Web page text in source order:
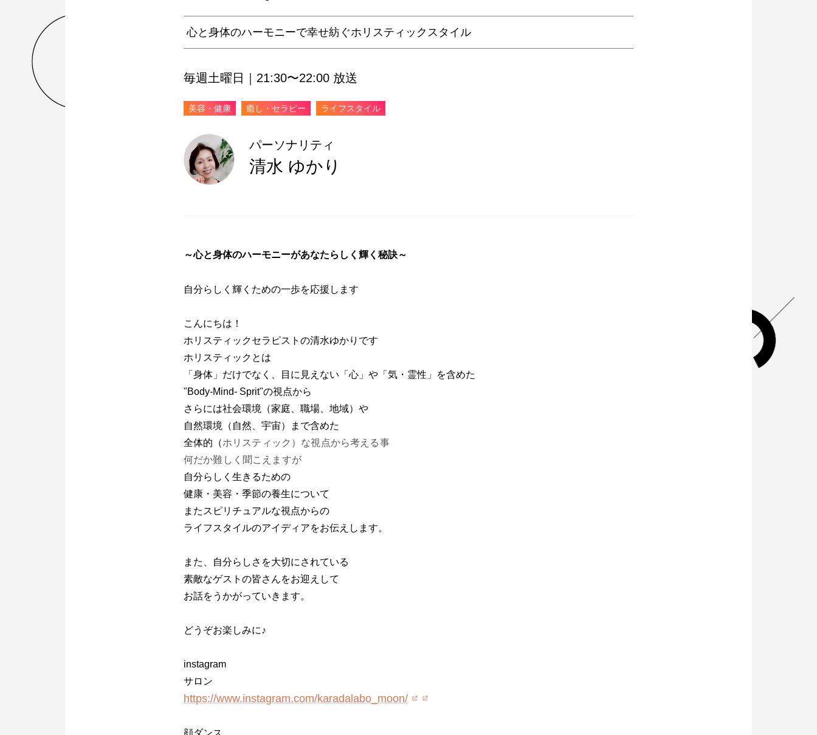
心と身体のハーモニーで幸せ紡ぐホリスティックスタイル
毎週土曜日｜21:30〜22:00 放送
美容・健康 癒し・セラピー ライフスタイル
パーソナリティ
清水 ゆかり
～心と身体のハーモニーがあなたらしく輝く秘訣～
自分らしく輝くための一歩を応援します
こんにちは！
ホリスティックセラピストの清水ゆかりです
ホリスティックとは
「身体」だけでなく、目に見えない「心」や「気・霊性」を含めた
"Body‐Mind- Sprit"の視点から
さらには社会環境（家庭、職場、地域）や
自然環境（自然、宇宙）まで含めた
全体的（ホリスティック）な視点から考える事
何だか難しく聞こえますが
自分らしく生きるための
健康・美容・季節の養生について
またスピリチュアルな視点からの
ライフスタイルのアイディアをお伝えします。
また、自分らしさを大切にされている
素敵なゲストの皆さんをお迎えして
お話をうかがっていきます。
どうぞお楽しみに♪
instagram
サロン
https://www.instagram.com/karadalabo_moon/